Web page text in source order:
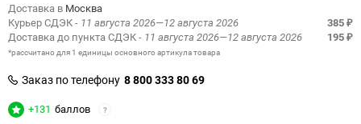
Доставка в Москва
Курьер СДЭК- 11 августа 2026—12 августа 2026 385 ₽
Доставка до пункта СДЭК- 11 августа 2026—12 августа 2026 195 ₽
*рассчитано для 1 единицы основного артикула товара
Заказ по телефону 8 800 333 80 69
+131 баллов ?